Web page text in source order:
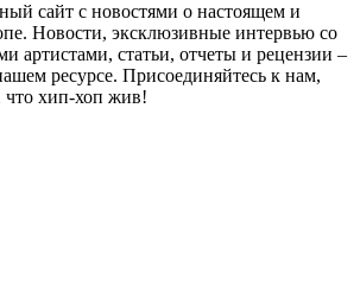
сайт с новостями о настоящем и
Новости, эксклюзивные интервью со
артистами, статьи, отчеты и рецензии –
ресурсе. Присоединяйтесь к нам,
хип-хоп жив!